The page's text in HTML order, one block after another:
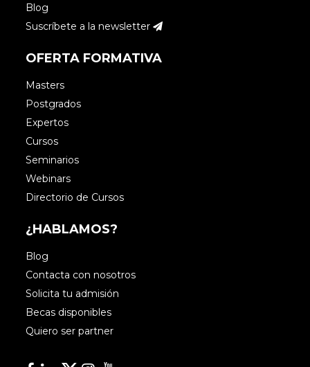
Blog
Suscríbete a la newsletter
OFERTA FORMATIVA
Masters
Postgrados
Expertos
Cursos
Seminarios
Webinars
Directorio de Cursos
¿HABLAMOS?
Blog
Contacta con nosotros
Solicita tu admisión
Becas disponibles
Quiero ser partner